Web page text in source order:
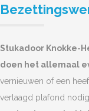
Stukadoor Knokke-
doen het allemaal
vernieuwen of een
verlaagd plafond